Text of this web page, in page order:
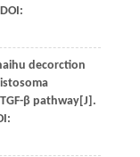
decorction
β pathway[J].